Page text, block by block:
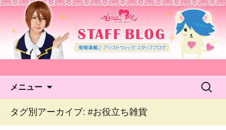
アシストウィッグ STAFF
BLOG
メニュー
検
タグ別アーカイブ: #お役立ち雑貨